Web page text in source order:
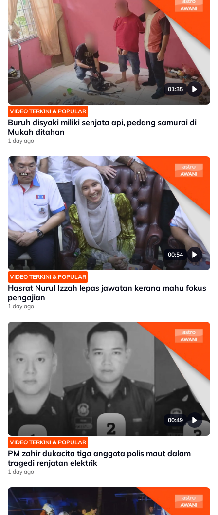
01:35
VIDEO TERKINI & POPULAR
Buruh disyaki miliki senjata api, pedang samurai di
Mukah ditahan
1 day ago
00:54
VIDEO TERKINI & POPULAR
Hasrat Nurul Izzah lepas jawatan kerana mahu fokus
pengajian
1 day ago
00:49
VIDEO TERKINI & POPULAR
PM zahir dukacita tiga anggota polis maut dalam
tragedi renjatan elektrik
1 day ago